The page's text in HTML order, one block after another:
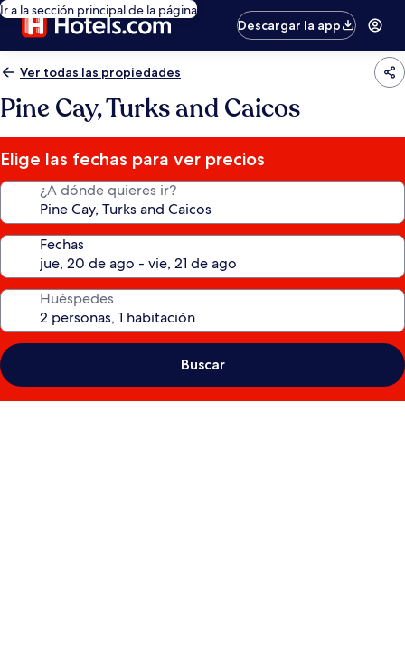
Ir a la sección principal de la página
Descargar la app
Ver todas las propiedades
Pine Cay, Turks and Caicos
Elige las fechas para ver precios
¿A dónde quieres ir?
Fechas
Huéspedes
Buscar